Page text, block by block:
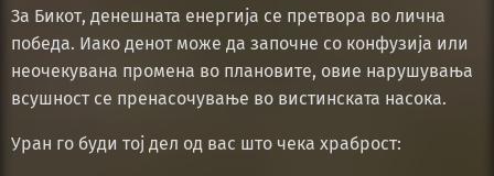
За Бикот, денешната енергија се претвора во лична
победа. Иако денот може да започне со конфузија или
неочекувана промена во плановите, овие нарушувања
всушност се пренасочување во вистинската насока.
Уран го буди тој дел од вас што чека храброст: